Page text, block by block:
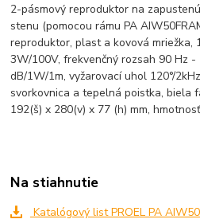
2-pásmový reproduktor na
stenu (pomocou rámu PA
reproduktor, plast a kovová mriežka,
3W/100V, frekvenčný rozsah 90 Hz
dB/1W/1m, vyžarovací uhol 120°/
svorkovnica a tepelná poistka, biela
192(š) x 280(v) x 77 (h) mm,
Na stiahnutie
Katalógový list PROEL PA